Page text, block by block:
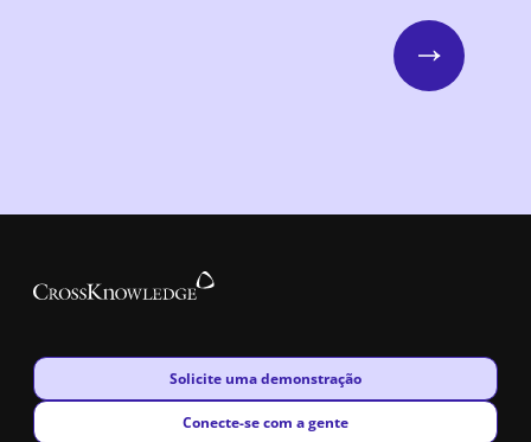
Next
New window
Solicite uma demonstração
New window
Conecte-se com a gente